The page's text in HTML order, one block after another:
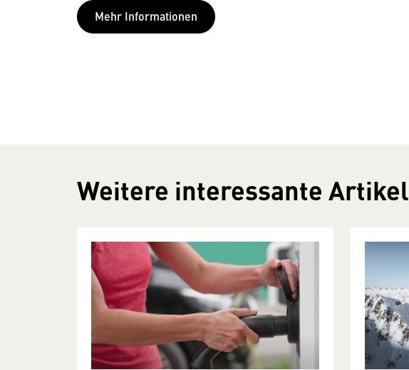
Mehr Informationen
Weitere interessante Artikel